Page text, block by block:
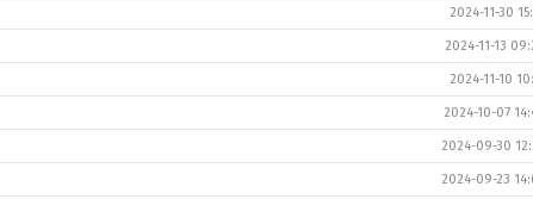
2024-11-30
2024-11-13
2024-11-10
2024-10-07
2024-09-30
2024-09-23